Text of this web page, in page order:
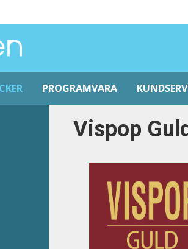
PROGRAMVARA
Vispop Guld